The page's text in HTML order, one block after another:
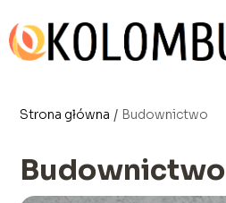
Strona główna / Budownictwo
Budownictwo